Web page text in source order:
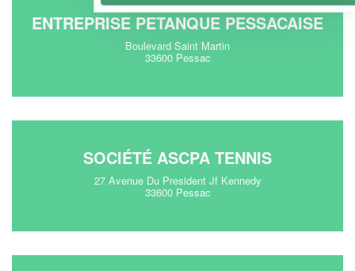
ENTREPRISE PETANQUE PESSACAISE
Boulevard Saint Martin
33600 Pessac
SOCIÉTÉ ASCPA TENNIS
27 Avenue Du President Jf Kennedy
33600 Pessac